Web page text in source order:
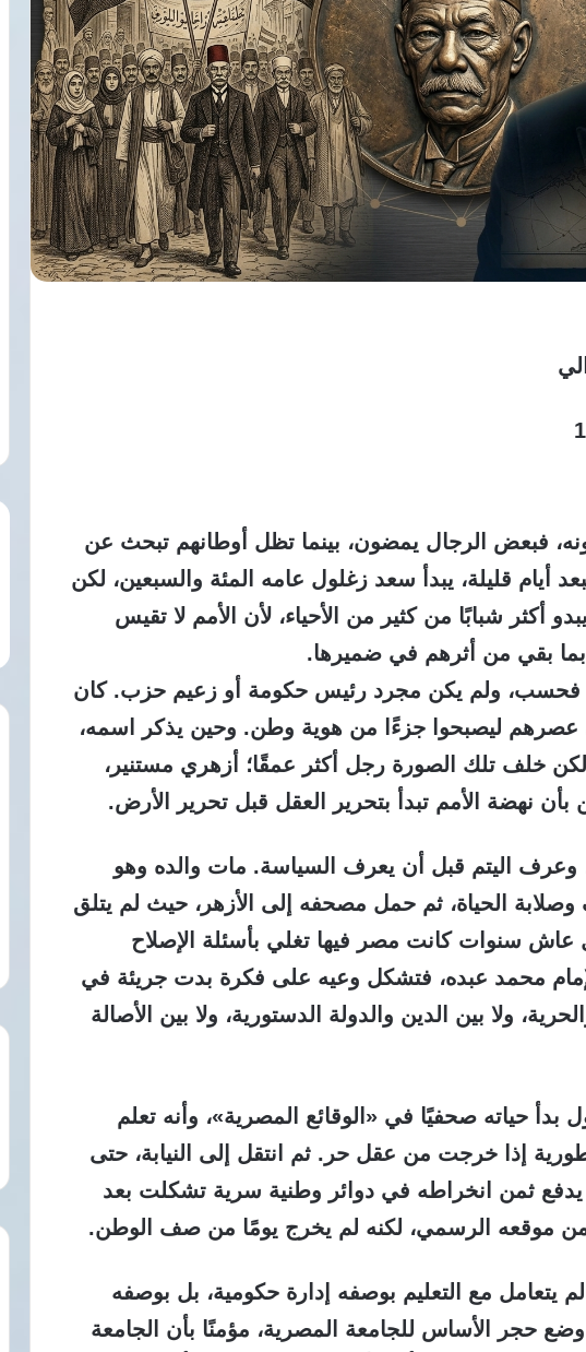
فبعض الرجال يمضون، بينما تظل أوطانهم تبحث عن
أيام قليلة، يبدأ سعد زغلول عامه المئة والسبعين، لكن
أكثر شبابًا من كثير من الأحياء، لأن الأمم لا تقيس
بما بقي من أثرهم في ضميرها.
فحسب، ولم يكن مجرد رئيس حكومة أو زعيم حزب. كان
عصرهم ليصبحوا جزءًا من هوية وطن. وحين يذكر اسمه،
إلى الأذهان ثورة 1919، لكن خلف تلك الصورة رجل أكثر عمقًا؛ أزهري مستنير،
نهضة الأمم تبدأ بتحرير العقل قبل تحرير الأرض.
وعرف اليتم قبل أن يعرف السياسة. مات والده وهو
الحياة، ثم حمل مصحفه إلى الأزهر، حيث لم يتلق
عاش سنوات كانت مصر فيها تغلي بأسئلة الإصلاح
محمد عبده، فتشكل وعيه على فكرة بدت جريئة في
ولا بين الدين والدولة الدستورية، ولا بين الأصالة
حياته صحفيًا في «الوقائع المصرية»، وأنه تعلم
إذا خرجت من عقل حر. ثم انتقل إلى النيابة، حتى
يدفع ثمن انخراطه في دوائر وطنية سرية تشكلت بعد
من موقعه الرسمي، لكنه لم يخرج يومًا من صف الوطن.
يتعامل مع التعليم بوصفه إدارة حكومية، بل بوصفه
حجر الأساس للجامعة المصرية، مؤمنًا بأن الجامعة